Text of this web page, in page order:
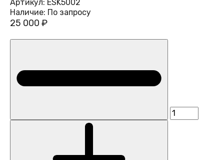
Артикул: ESK5002
Наличие: По запросу
25 000 ₽